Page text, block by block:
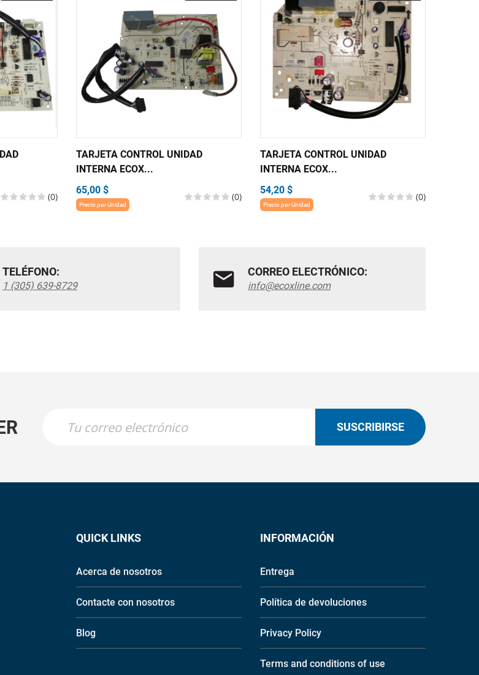
(0)
TARJETA CONTROL UNIDAD
INTERNA ECOX...
65,00 $
Precio por Unidad
(0)
TARJETA CONTROL UNIDAD
INTERNA ECOX...
54,20 $
Precio por Unidad
(0)
TELÉFONO:
1 (305) 639-8729
CORREO ELECTRÓNICO:
info@ecoxline.com
SUSCRIBIRSE
QUICK LINKS
Acerca de nosotros
Contacte con nosotros
Blog
INFORMACIÓN
Entrega
Política de devoluciones
Privacy Policy
Terms and conditions of use